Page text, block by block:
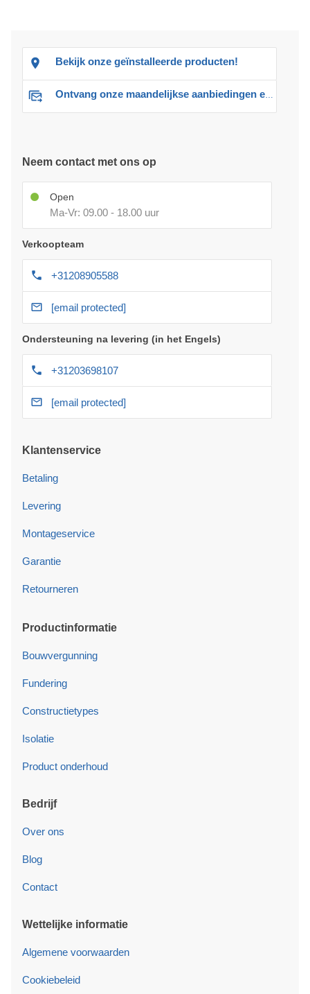
Bekijk onze geïnstalleerde producten!
Ontvang onze maandelijkse aanbiedingen en advies
Neem contact met ons op
Open
Ma-Vr: 09.00 - 18.00 uur
Verkoopteam
+31208905588
[email protected]
Ondersteuning na levering (in het Engels)
+31203698107
[email protected]
Klantenservice
Betaling
Levering
Montageservice
Garantie
Retourneren
Productinformatie
Bouwvergunning
Fundering
Constructietypes
Isolatie
Product onderhoud
Bedrijf
Over ons
Blog
Contact
Wettelijke informatie
Algemene voorwaarden
Cookiebeleid